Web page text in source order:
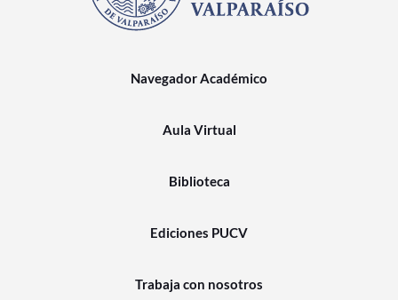
Navegador Académico
Aula Virtual
Biblioteca
Ediciones PUCV
Trabaja con nosotros